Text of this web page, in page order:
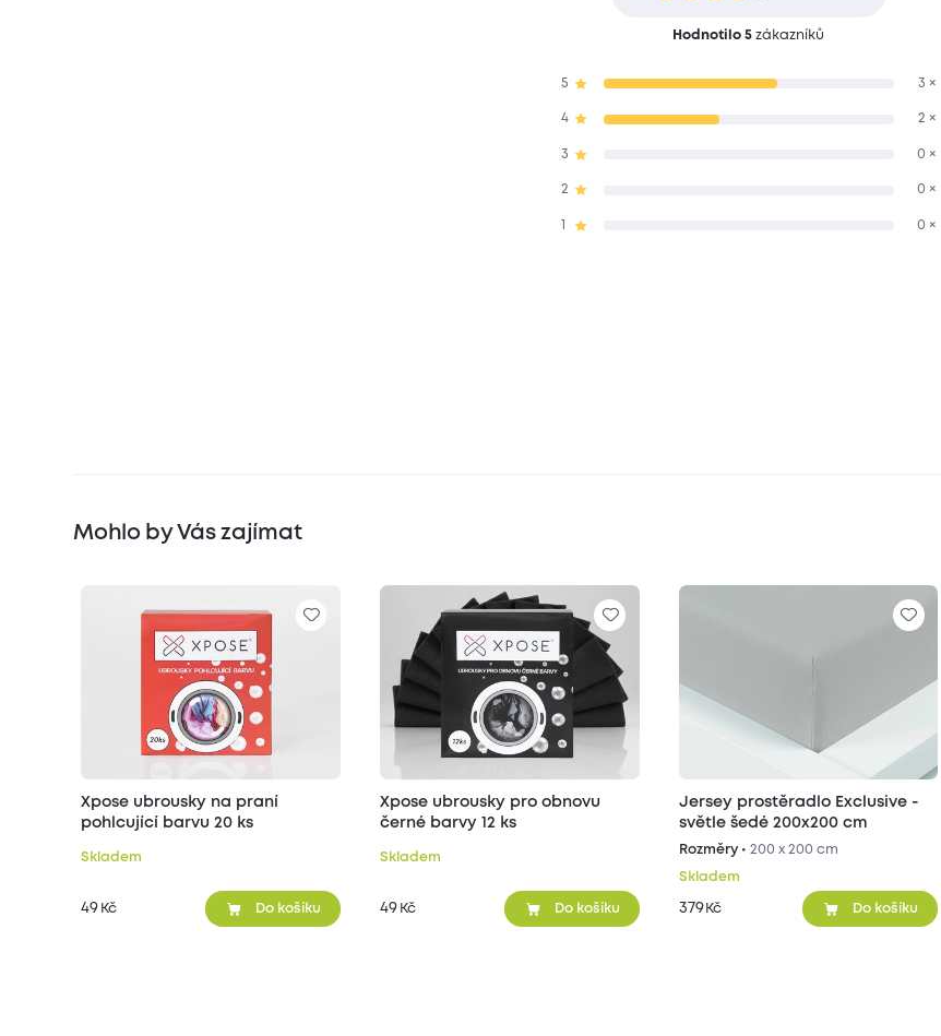
Hodnotilo 5 zákazníků
5 3 ×
4 2 ×
3 0 ×
2 0 ×
0 ×
Mohlo by Vás zajímat
Xpose ubrousky na praní
pohlcující barvu 20 ks
Skladem
49 Kč Do košíku
Xpose ubrousky pro obnovu
černé barvy 12 ks
Skladem
49 Kč Do košíku
Jersey prostěradlo Exclusive -
světle šedé 200x200 cm
Rozměry • 200 x 200 cm
Skladem
379 Kč Do košíku